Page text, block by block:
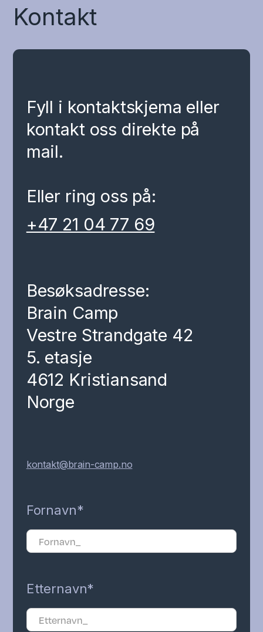
Kontakt
Fyll i kontaktskjema eller
kontakt oss direkte på
mail.
Eller ring oss på:
+47 21 04 77 69
Besøksadresse:
Brain Camp
Vestre Strandgate 42
5. etasje
4612 Kristiansand
Norge
kontakt@brain-camp.no
Fornavn*
Etternavn*